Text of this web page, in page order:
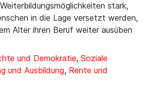
stark,
in die Lage versetzt werden,
Alter ihren Beruf weiter ausüben
und Demokratie, Soziale
und Ausbildung, Rente und